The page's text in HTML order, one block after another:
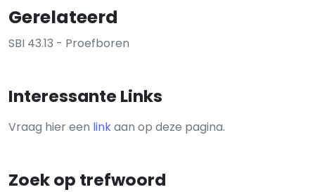
Gerelateerd
SBI 43.13 - Proefboren
Interessante Links
Vraag hier een linkaan op deze pagina.
Zoek op trefwoord